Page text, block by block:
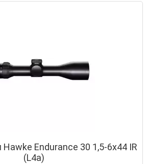
Hawke Endurance 30 1,5-6х44 IR
(L4a)